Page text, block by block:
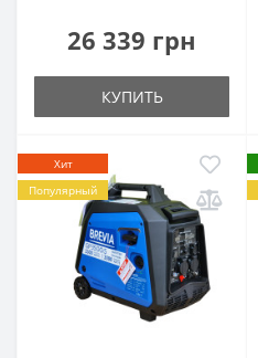
26 339 грн
КУПИТЬ
Хит
Популярный